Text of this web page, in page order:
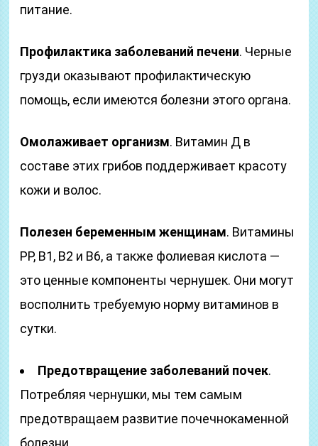
питание.
Профилактика заболеваний печени. Черные
грузди оказывают профилактическую
помощь, если имеются болезни этого органа.
Омолаживает организм. Витамин Д в
составе этих грибов поддерживает красоту
кожи и волос.
Полезен беременным женщинам. Витамины
РР, В1, В2 и В6, а также фолиевая кислота —
это ценные компоненты чернушек. Они могут
восполнить требуемую норму витаминов в
сутки.
Предотвращение заболеваний почек.
Потребляя чернушки, мы тем самым
предотвращаем развитие почечнокаменной
болезни.